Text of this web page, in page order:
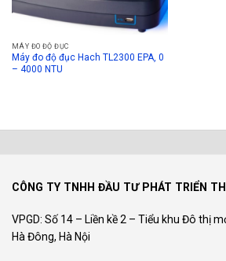
MÁY ĐO ĐỘ ĐỤC
Máy đo độ đục Hach TL2300 EPA, 0
– 4000 NTU
CÔNG TY TNHH ĐẦU TƯ PHÁT TRIỂN
VPGD: Số 14 – Liền kề 2 – Tiểu khu Đô thị
Hà Đông, Hà Nội